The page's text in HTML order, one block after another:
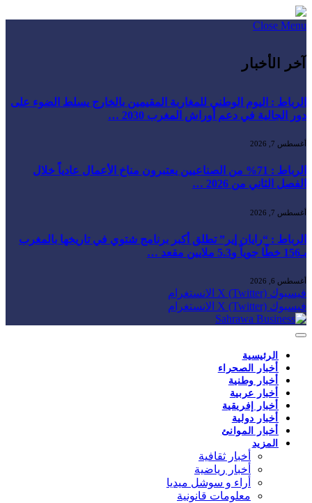
Close Menu
آخر الأخبار
الرباط : اليوم الوطني للمغاربة المقيمين بالخارج يسلط الضوء على
دور الجالية في دعم أوراش المغرب 2030 …
أغسطس 7, 2026
الرباط : 71% من الصناعيين يعتبرون مناخ الأعمال عادياً خلال
الفصل الثاني من 2026 …
أغسطس 7, 2026
الرباط : “رايان إير” تطلق أكبر برنامج شتوي في تاريخها بالمغرب
بـ156 خطًا جوياً و5.3 ملايين مقعد …
أغسطس 6, 2026
فيسبوك X (Twitter) الانستغرام
فيسبوك X (Twitter) الانستغرام
الرئيسية
أخبار الصحراء
أخبار وطنية
أخبار عربية
أخبار إفريقية
أخبار دولية
أخبار الموانئ
المزيد
أخبار ثقافية
أخبار رياضية
أراء و سوشل ميديا
معلومات قانونية